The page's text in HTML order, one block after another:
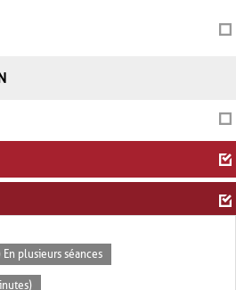
En plusieurs séances